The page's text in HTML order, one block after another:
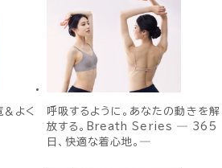
＆よく
呼吸するように。あなたの動きを解
放する。Breath Series ― 365
日、快適な着心地。―